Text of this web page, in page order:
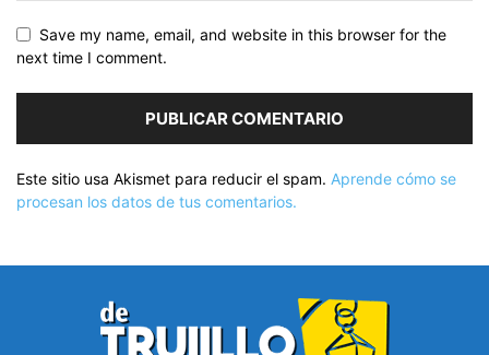
Save my name, email, and website in this browser for the
next time I comment.
Este sitio usa Akismet para reducir el spam. Aprende cómo se
procesan los datos de tus comentarios.